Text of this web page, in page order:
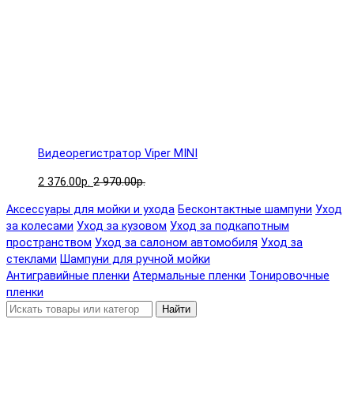
Видеорегистратор Viper MINI
2 376.00р. 2 970.00р.
Аксессуары для мойки и ухода Бесконтактные шампуни Уход
за колесами Уход за кузовом Уход за подкапотным
пространством Уход за салоном автомобиля Уход за
стеклами Шампуни для ручной мойки
Антигравийные пленки Атермальные пленки Тонировочные
пленки
Найти